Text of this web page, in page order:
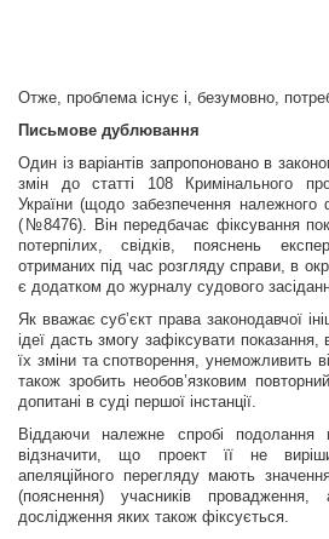
Отже, проблема існує і, безумовно,
Письмове дублювання
Один із варіантів запропоновано в
змін до статті 108 Кримінального
України (щодо забезпечення належного
(№8476). Він передбачає фіксування
потерпілих, свідків, пояснень
отриманих під час розгляду справи, в
є додатком до журналу судового
Як вважає суб’єкт права законодавчої
ідеї дасть змогу зафіксувати
їх зміни таспотворення, унеможливить
також зробить необов’язковим
допитані в суді першої інстанції.
Віддаючи належне спробі подолання
відзначити, що проект її не
апеляційного перегляду мають
(пояснення) учасників
дослідження яких також фіксується.